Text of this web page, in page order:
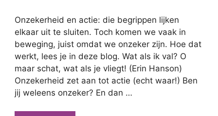
Onzekerheid en actie: die begrippen lijken
elkaar uit te sluiten. Toch komen we vaak in
beweging, juist omdat we onzeker zijn. Hoe dat
werkt, lees je in deze blog. Wat als ik val? O
maar schat, wat als je vliegt! (Erin Hanson)
Onzekerheid zet aan tot actie (echt waar!) Ben
jij weleens onzeker? En dan …